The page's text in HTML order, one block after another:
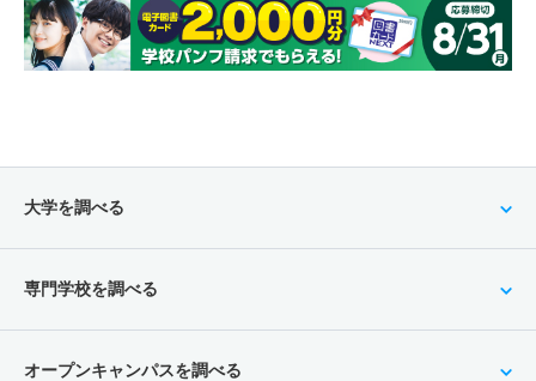
大学を調べる
専門学校を調べる
オープンキャンパスを調べる